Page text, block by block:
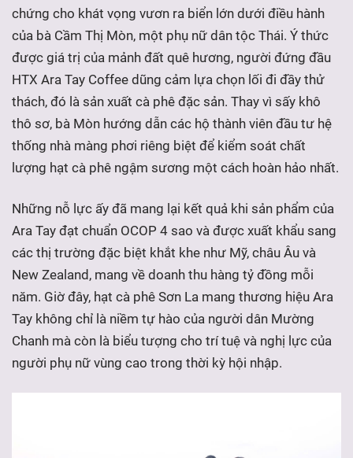
chứng cho khát vọng vươn ra biển lớn dưới điều hành
của bà Cầm Thị Mòn, một phụ nữ dân tộc Thái. Ý thức
được giá trị của mảnh đất quê hương, người đứng đầu
HTX Ara Tay Coffee dũng cảm lựa chọn lối đi đầy thử
thách, đó là sản xuất cà phê đặc sản. Thay vì sấy khô
thô sơ, bà Mòn hướng dẫn các hộ thành viên đầu tư hệ
thống nhà màng phơi riêng biệt để kiểm soát chất
lượng hạt cà phê ngậm sương một cách hoàn hảo nhất.
Những nỗ lực ấy đã mang lại kết quả khi sản phẩm của
Ara Tay đạt chuẩn OCOP 4 sao và được xuất khẩu sang
các thị trường đặc biệt khắt khe như Mỹ, châu Âu và
New Zealand, mang về doanh thu hàng tỷ đồng mỗi
năm. Giờ đây, hạt cà phê Sơn La mang thương hiệu Ara
Tay không chỉ là niềm tự hào của người dân Mường
Chanh mà còn là biểu tượng cho trí tuệ và nghị lực của
người phụ nữ vùng cao trong thời kỳ hội nhập.